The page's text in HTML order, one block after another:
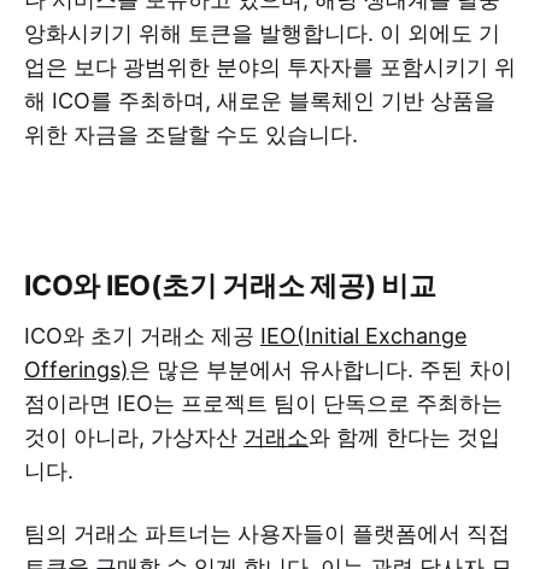
앙화시키기 위해 토큰을 발행합니다. 이 외에도 기
업은 보다 광범위한 분야의 투자자를 포함시키기 위
해 ICO를 주최하며, 새로운 블록체인 기반 상품을
위한 자금을 조달할 수도 있습니다.
ICO와 IEO(초기 거래소 제공) 비교
ICO와 초기 거래소 제공 IEO(Initial Exchange
Offerings)은 많은 부분에서 유사합니다. 주된 차이
점이라면 IEO는 프로젝트 팀이 단독으로 주최하는
것이 아니라, 가상자산 거래소와 함께 한다는 것입
니다.
팀의 거래소 파트너는 사용자들이 플랫폼에서 직접